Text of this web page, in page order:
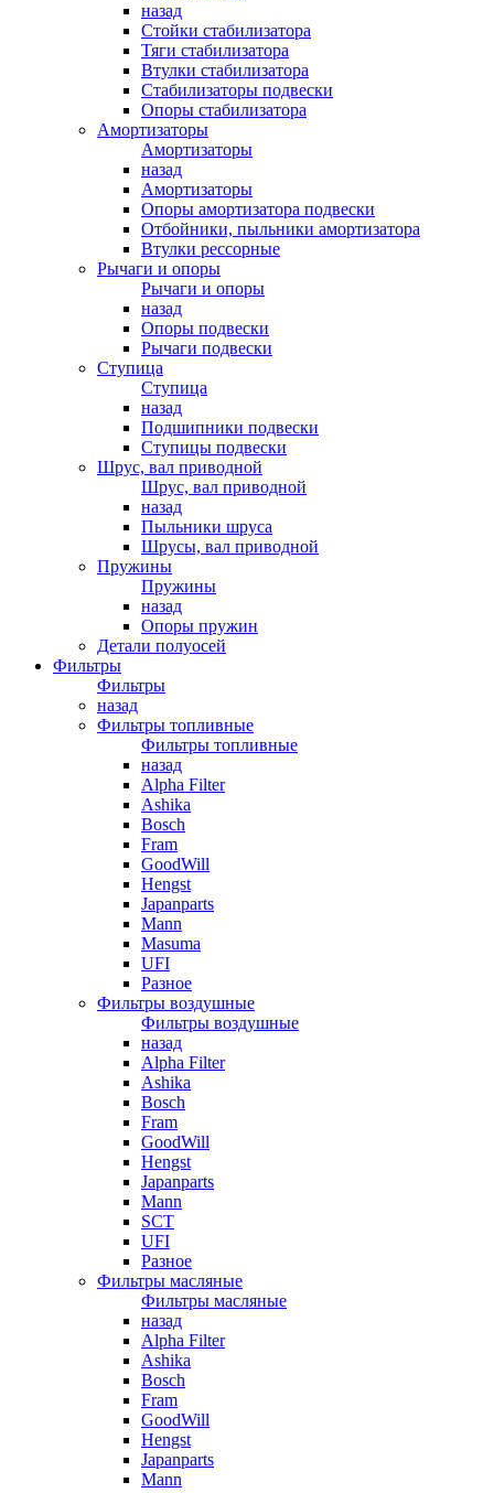
назад
Стойки стабилизатора
Тяги стабилизатора
Втулки стабилизатора
Стабилизаторы подвески
Опоры стабилизатора
Амортизаторы
Амортизаторы
назад
Амортизаторы
Опоры амортизатора подвески
Отбойники, пыльники амортизатора
Втулки рессорные
Рычаги и опоры
Рычаги и опоры
назад
Опоры подвески
Рычаги подвески
Ступица
Ступица
назад
Подшипники подвески
Ступицы подвески
Шрус, вал приводной
Шрус, вал приводной
назад
Пыльники шруса
Шрусы, вал приводной
Пружины
Пружины
назад
Опоры пружин
Детали полуосей
Фильтры
Фильтры
назад
Фильтры топливные
Фильтры топливные
назад
Alpha Filter
Ashika
Bosch
Fram
GoodWill
Hengst
Japanparts
Mann
Masuma
UFI
Разное
Фильтры воздушные
Фильтры воздушные
назад
Alpha Filter
Ashika
Bosch
Fram
GoodWill
Hengst
Japanparts
Mann
SCT
UFI
Разное
Фильтры масляные
Фильтры масляные
назад
Alpha Filter
Ashika
Bosch
Fram
GoodWill
Hengst
Japanparts
Mann